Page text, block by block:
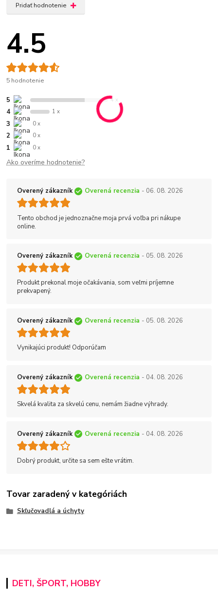
Pridať hodnotenie
4.5
5 hodnotenie
5 4 x
4 1 x
3 0 x
2 0 x
1 0 x
Ako overíme hodnotenie?
Overený zákazník Overená recenzia - 06. 08. 2026
Tento obchod je jednoznačne moja prvá voľba pri nákupe
online.
Overený zákazník Overená recenzia - 05. 08. 2026
Produkt prekonal moje očakávania, som veľmi príjemne
prekvapený.
Overený zákazník Overená recenzia - 05. 08. 2026
Vynikajúci produkt! Odporúčam
Overený zákazník Overená recenzia - 04. 08. 2026
Skvelá kvalita za skvelú cenu, nemám žiadne výhrady.
Overený zákazník Overená recenzia - 04. 08. 2026
Dobrý produkt, určite sa sem ešte vrátim.
Tovar zaradený v kategóriách
Skľučovadlá a úchyty
DETI, ŠPORT, HOBBY